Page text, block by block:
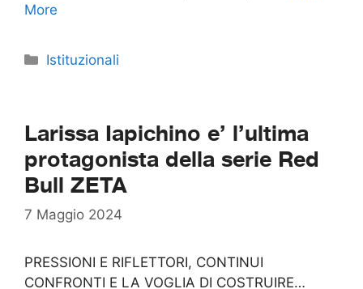
More
Categorie
Istituzionali
Larissa Iapichino e’ l’ultima
protagonista della serie Red
Bull ZETA
7 Maggio 2024
PRESSIONI E RIFLETTORI, CONTINUI
CONFRONTI E LA VOGLIA DI COSTRUIRE…